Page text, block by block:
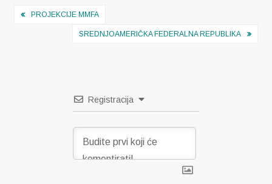
Navigacija
PROJEKCIJE MMFA
SREDNJOAMERIČKA FEDERALNA REPUBLIKA
Registracija